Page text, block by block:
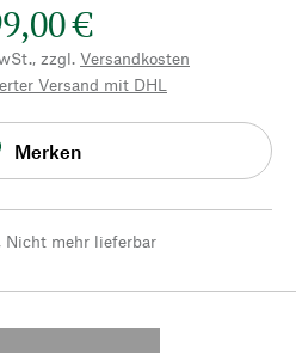
€
zzgl. Versandkosten
Versand mit DHL
Merken
Nicht mehr lieferbar